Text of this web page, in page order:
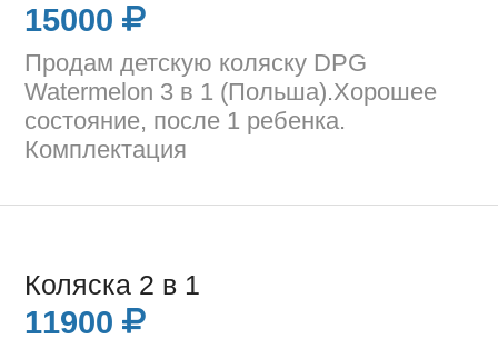
15000
Продам детскую коляску DPG
Watermelon 3 в 1 (Польша).Хорошее
состояние, после 1 ребенка.
Комплектация
Коляска 2 в 1
11900